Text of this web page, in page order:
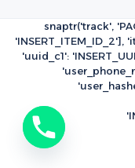
snaptr('track',
'INSERT_ITEM_ID_2'],
'uuid_c1':